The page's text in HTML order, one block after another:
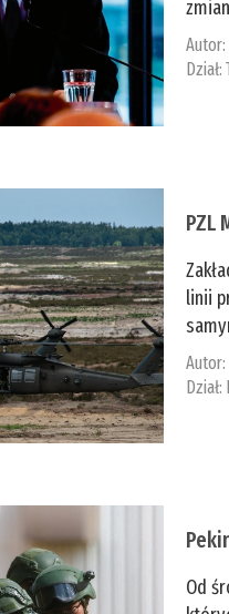
Autor:
Dział:
PZL
linii
Autor:
Dział:
Od